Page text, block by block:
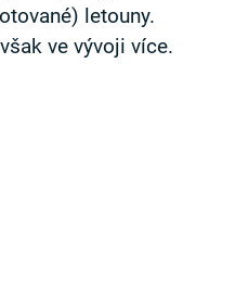
letouny.
ve vývoji více.